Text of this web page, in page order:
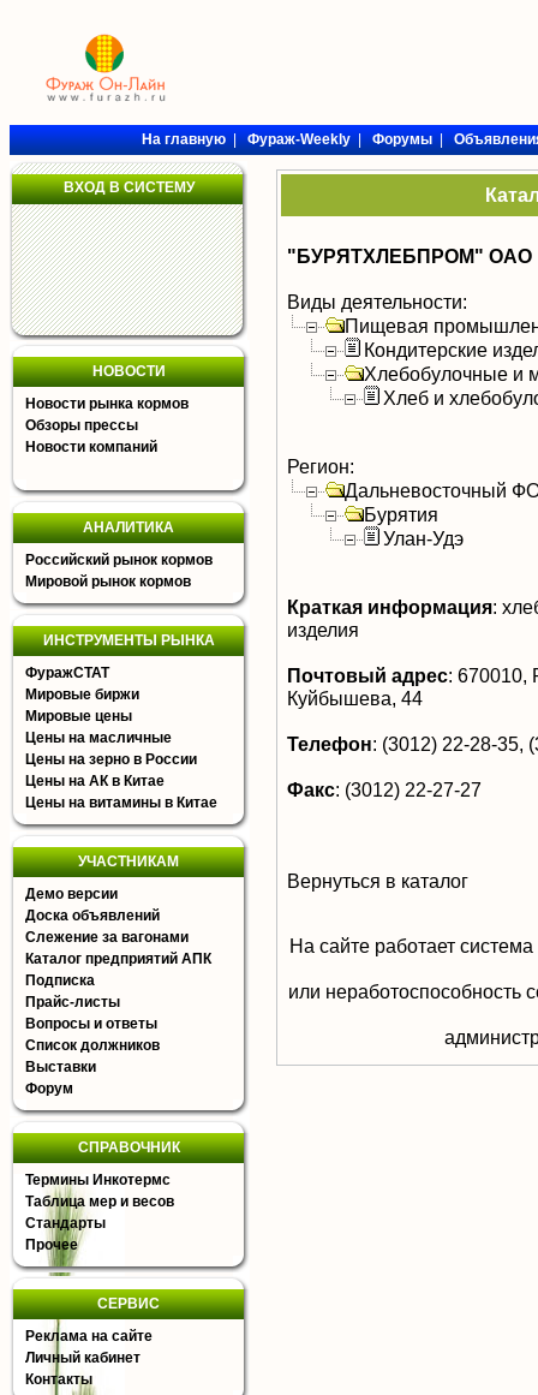
На главную|Фураж-Weekly|Форумы|
ВХОД В СИСТЕМУ
НОВОСТИ
Новости рынка кормов
Обзоры прессы
Новости компаний
АНАЛИТИКА
Российский рынок кормов
Мировой рынок кормов
ИНСТРУМЕНТЫ РЫНКА
ФуражСТАТ
Мировые биржи
Мировые цены
Цены на масличные
Цены на зерно в России
Цены на АК в Китае
Цены на витамины в Китае
УЧАСТНИКАМ
Демо версии
Доска объявлений
Слежение за вагонами
Каталог предприятий АПК
Подписка
Прайс-листы
Вопросы и ответы
Список должников
Выставки
Форум
СПРАВОЧНИК
Термины Инкотермс
Таблица мер и весов
Стандарты
Прочее
СЕРВИС
Реклама на сайте
Личный кабинет
Контакты
"БУРЯТХЛЕБПРОМ" ОАО
Виды деятельности:
Пищевая
Кондитерские
Хлебобулочные и
Хлеб и
Регион:
Дальневосточный
Бурятия
Улан-Удэ
Краткая информация:
изделия
Почтовый адрес: 670010,
Куйбышева, 44
Телефон: (3012) 22-28-35,
Факс: (3012) 22-27-27
Вернуться в каталог
На сайте работает
или неработоспособность